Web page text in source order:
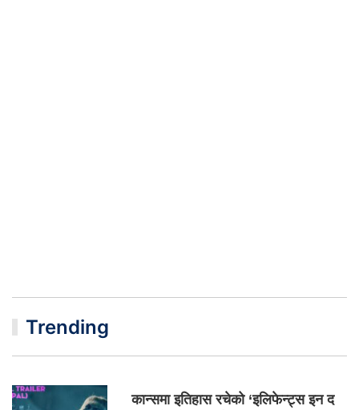
Trending
कान्समा इतिहास रचेको ‘इलिफेन्ट्स इन द